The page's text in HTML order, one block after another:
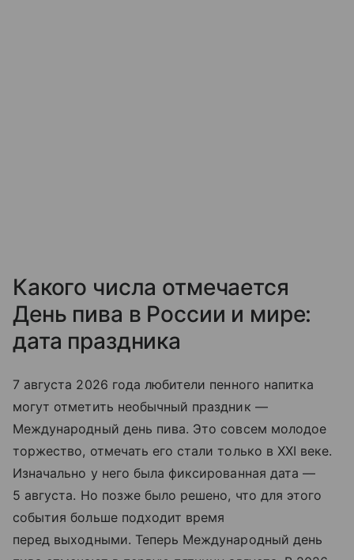
Какого числа отмечается
День пива в России и мире:
дата праздника
7 августа 2026 года любители пенного напитка
могут отметить необычный праздник —
Международный день пива. Это совсем молодое
торжество, отмечать его стали только в XXI веке.
Изначально у него была фиксированная дата —
5 августа. Но позже было решено, что для этого
события больше подходит время
перед выходными. Теперь Международный день